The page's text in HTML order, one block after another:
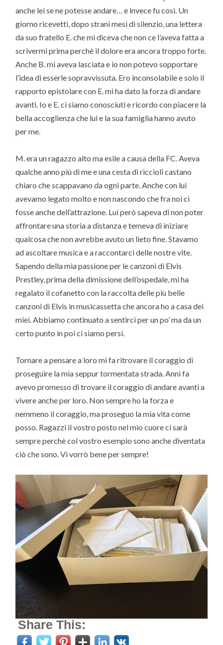
anche lei se ne potesse andare… e invece fu così. Un
giorno ricevetti, dopo strani mesi di silenzio, una lettera
da suo fratello E. che mi diceva che non ce l’aveva fatta a
scrivermi prima perchè il dolore era ancora troppo forte.
Anche B. mi aveva lasciata e io non potevo sopportare
l’idea di esserle sopravvissuta. Ero inconsolabile e solo il
rapporto epistolare con E. mi ha dato la forza di andare
avanti. Io e E. ci siamo conosciuti e ricordo con piacere la
bella accoglienza che lui e la sua famiglia hanno avuto
per me.
M. era un ragazzo alto ma esile a causa della FC. Aveva
qualche anno più di me e una cesta di riccioli castano
chiaro che scappavano da ogni parte. Anche con lui
avevamo legato molto e non nascondo che fra noi ci
fosse anche dell’attrazione. Lui però sapeva di non poter
affrontare una storia a distanza e temeva di iniziare
qualcosa che non avrebbe avuto un lieto fine. Stavamo
ad ascoltare musica e a raccontarci delle nostre vite.
Sapendo della mia passione per le canzoni di Elvis
Prestley, prima della dimissione dell’ospedale, mi ha
regalato il cofanetto con la raccolta delle più belle
canzoni di Elvis in musicassetta che ancora ho a casa dei
miei. Abbiamo continuato a sentirci per un po’ ma da un
certo punto in poi ci siamo persi.
Tornare a pensare a loro mi fa ritrovare il coraggio di
proseguire la mia seppur tormentata strada. Anni fa
avevo promesso di trovare il coraggio di andare avanti a
vivere anche per loro. Non sempre ho la forza e
nemmeno il coraggio, ma proseguo la mia vita come
posso. Ragazzi il vostro posto nel mio cuore ci sarà
sempre perchè col vostro esempio sono anche diventata
ciò che sono. Vi vorrò bene per sempre!
Share This: